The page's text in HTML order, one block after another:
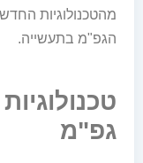
מהטכנולוגיות
הגפ"מ בתעשייה.
גפ"מ